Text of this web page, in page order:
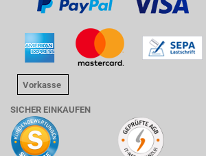
Vorkasse
SICHER EINKAUFEN